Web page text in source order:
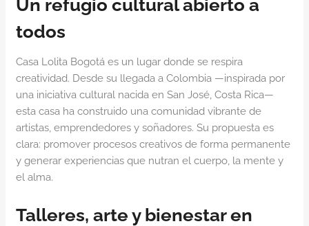
Un refugio cultural abierto a
todos
Casa Lolita Bogotá es un lugar donde se respira
creatividad. Desde su llegada a Colombia —inspirada por
una iniciativa cultural nacida en San José, Costa Rica—
esta casa ha construido una comunidad vibrante de
artistas, emprendedores y soñadores. Su propuesta es
clara: promover procesos creativos de forma permanente
y generar experiencias que nutran el cuerpo, la mente y
el alma.
Talleres, arte y bienestar en